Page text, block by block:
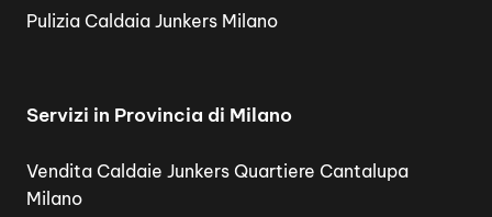
Pulizia Caldaia Junkers Milano
Servizi in Provincia di Milano
Vendita Caldaie Junkers Quartiere Cantalupa
Milano